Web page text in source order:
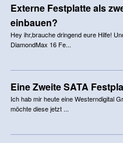
Externe Festplatte als
einbauen?
Hey ihr,brauche dringend eure Hilfe!
DiamondMax 16 Fe...
Eine Zweite SATA
Ich hab mir heute eine Westerndigital
möchte diese jetzt ...